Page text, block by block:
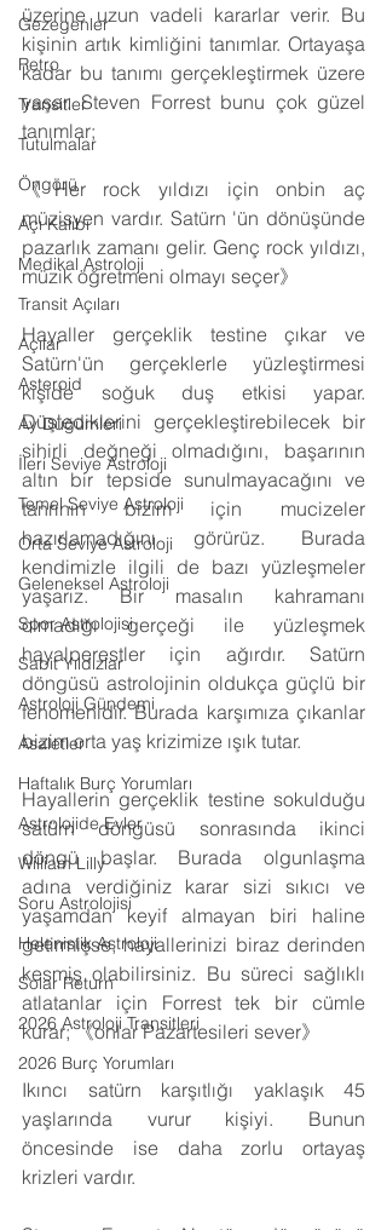
Gezegenler
Retro
Transitler
Tutulmalar
Öngörü
Açı Kalıbı
Medikal Astroloji
Transit Açıları
Açılar
Asteroid
Ay Düğümleri
İleri Seviye Astroloji
Temel Seviye Astroloji
Orta Seviye Astroloji
Geleneksel Astroloji
Spor Astrolojisi
Sabit Yıldızlar
Astroloji Gündemi
Asaletler
Haftalık Burç Yorumları
Astrolojide Evler
William Lilly
Soru Astrolojisi
Helenistik Astroloji
Solar Return
2026 Astroloji Transitleri
2026 Burç Yorumları
üzerine uzun vadeli kararlar verir. Bu
kişinin artık kimliğini tanımlar. Ortayaşa
kadar bu tanımı gerçekleştirmek üzere
yaşar. Steven Forrest bunu çok güzel
tanımlar;
《Her rock yıldızı için onbin aç
müzisyen vardır. Satürn 'ün dönüşünde
pazarlık zamanı gelir. Genç rock yıldızı,
müzik öğretmeni olmayı seçer》
Hayaller gerçeklik testine çıkar ve
Satürn'ün gerçeklerle yüzleştirmesi
kişide soğuk duş etkisi yapar.
Düşlediklerini gerçekleştirebilecek bir
sihirli değneği olmadığını, başarının
altın bir tepside sunulmayacağını ve
tanrının bizim için mucizeler
hazırlamadığını görürüz. Burada
kendimizle ilgili de bazı yüzleşmeler
yaşarız. Bir masalın kahramanı
olmadığı gerçeği ile yüzleşmek
hayalperestler için ağırdır. Satürn
döngüsü astrolojinin oldukça güçlü bir
fenomenidir. Burada karşımıza çıkanlar
bizim orta yaş krizimize ışık tutar.
Hayallerin gerçeklik testine sokulduğu
satürn döngüsü sonrasında ikinci
döngü başlar. Burada olgunlaşma
adına verdiğiniz karar sizi sıkıcı ve
yaşamdan keyif almayan biri haline
getirmişse, hayallerinizi biraz derinden
kesmiş olabilirsiniz. Bu süreci sağlıklı
atlatanlar için Forrest tek bir cümle
kurar; 《onlar Pazartesileri sever》
Ikıncı satürn karşıtlığı yaklaşık 45
yaşlarında vurur kişiyi. Bunun
öncesinde ise daha zorlu ortayaş
krizleri vardır.